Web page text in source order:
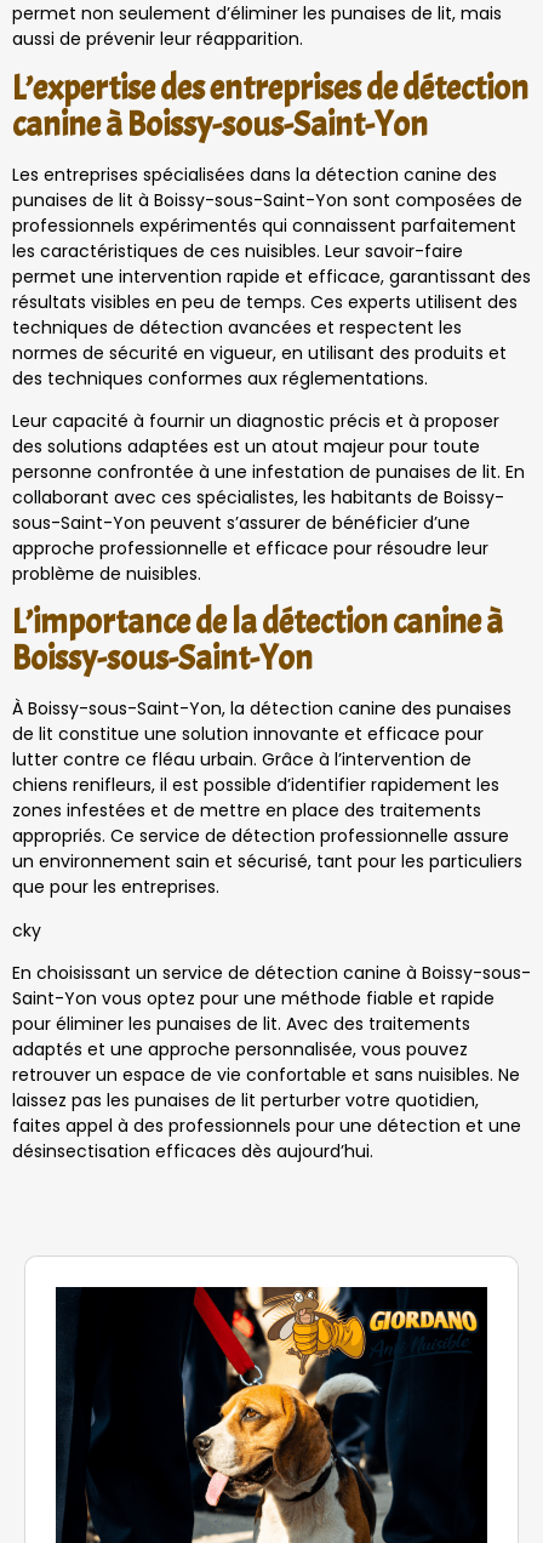
permet non seulement d’éliminer les punaises de lit, mais
aussi de prévenir leur réapparition.
L’expertise des entreprises de détection
canine à Boissy-sous-Saint-Yon
Les entreprises spécialisées dans la détection canine des
punaises de lit à Boissy-sous-Saint-Yon sont composées de
professionnels expérimentés qui connaissent parfaitement
les caractéristiques de ces nuisibles. Leur savoir-faire
permet une intervention rapide et efficace, garantissant des
résultats visibles en peu de temps. Ces experts utilisent des
techniques de détection avancées et respectent les
normes de sécurité en vigueur, en utilisant des produits et
des techniques conformes aux réglementations.
Leur capacité à fournir un diagnostic précis et à proposer
des solutions adaptées est un atout majeur pour toute
personne confrontée à une infestation de punaises de lit. En
collaborant avec ces spécialistes, les habitants de Boissy-
sous-Saint-Yon peuvent s’assurer de bénéficier d’une
approche professionnelle et efficace pour résoudre leur
problème de nuisibles.
L’importance de la détection canine à
Boissy-sous-Saint-Yon
À Boissy-sous-Saint-Yon, la détection canine des punaises
de lit constitue une solution innovante et efficace pour
lutter contre ce fléau urbain. Grâce à l’intervention de
chiens renifleurs, il est possible d’identifier rapidement les
zones infestées et de mettre en place des traitements
appropriés. Ce service de détection professionnelle assure
un environnement sain et sécurisé, tant pour les particuliers
que pour les entreprises.
cky
En choisissant un service de détection canine à Boissy-sous-
Saint-Yon vous optez pour une méthode fiable et rapide
pour éliminer les punaises de lit. Avec des traitements
adaptés et une approche personnalisée, vous pouvez
retrouver un espace de vie confortable et sans nuisibles. Ne
laissez pas les punaises de lit perturber votre quotidien,
faites appel à des professionnels pour une détection et une
désinsectisation efficaces dès aujourd’hui.